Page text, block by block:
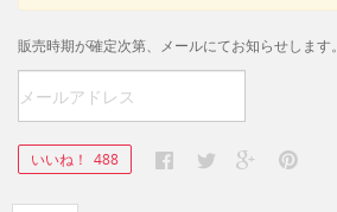
販売時期が確定次第、メールにてお知らせします。
いいね！ 488